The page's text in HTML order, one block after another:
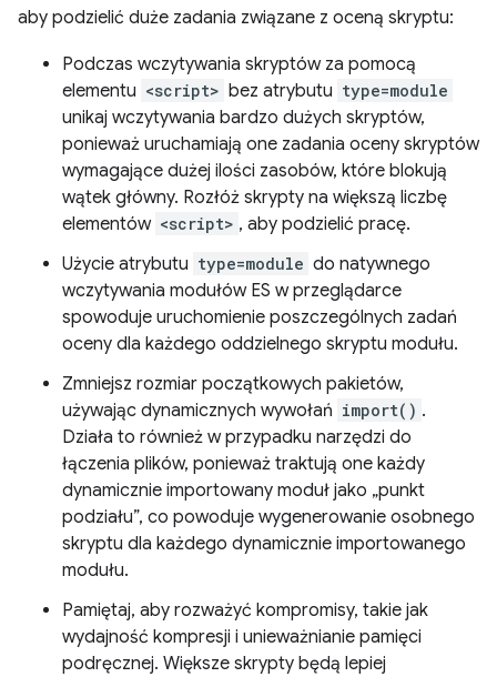
aby podzielić duże zadania związane z oceną skryptu:
Podczas wczytywania skryptów za pomocą
elementu <script> bez atrybutu type=module
unikaj wczytywania bardzo dużych skryptów,
ponieważ uruchamiają one zadania oceny skryptów
wymagające dużej ilości zasobów, które blokują
wątek główny. Rozłóż skrypty na większą liczbę
elementów <script> , aby podzielić pracę.
Użycie atrybutu type=module do natywnego
wczytywania modułów ES w przeglądarce
spowoduje uruchomienie poszczególnych zadań
oceny dla każdego oddzielnego skryptu modułu.
Zmniejsz rozmiar początkowych pakietów,
używając dynamicznych wywołań import() .
Działa to również w przypadku narzędzi do
łączenia plików, ponieważ traktują one każdy
dynamicznie importowany moduł jako „punkt
podziału”, co powoduje wygenerowanie osobnego
skryptu dla każdego dynamicznie importowanego
modułu.
Pamiętaj, aby rozważyć kompromisy, takie jak
wydajność kompresji i unieważnianie pamięci
podręcznej. Większe skrypty będą lepiej